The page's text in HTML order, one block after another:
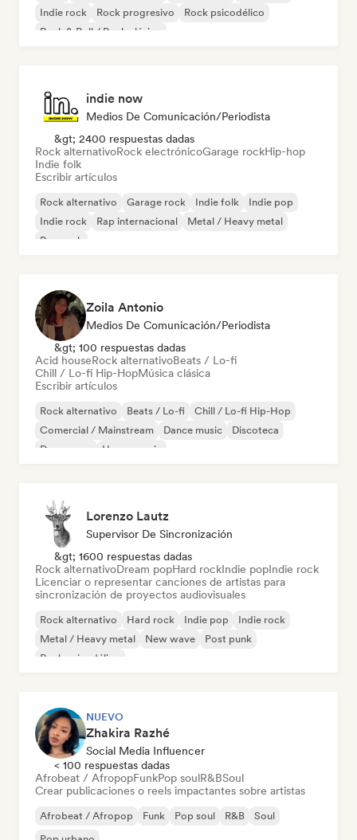
Indie rock
Rock progresivo
Rock psicodélico
Rock & Roll / Rock clásico
indie now
Medios De Comunicación/Periodista
&gt; 2400 respuestas dadas
Rock alternativoRock electrónicoGarage rockHip-hop
Indie folk
Escribir artículos
Rock alternativo Garage rock Indie folk
Indie pop
Indie rock
Rap internacional
Metal / Heavy metal
Pop rock
Zoila Antonio
Medios De Comunicación/Periodista
&gt; 100 respuestas dadas
Acid houseRock alternativoBeats / Lo-fi
Chill / Lo-fi Hip-HopMúsica clásica
Escribir artículos
Rock alternativo Beats / Lo-fi
Chill / Lo-fi Hip-Hop
Comercial / Mainstream
Dance music
Discoteca
Dream pop
House music
Lorenzo Lautz
Supervisor De Sincronización
&gt; 1600 respuestas dadas
Rock alternativoDream popHard rockIndie popIndie rock
Licenciar o representar canciones de artistas para
sincronización de proyectos audiovisuales
Rock alternativo Hard rock Indie pop
Indie rock
Metal / Heavy metal
New wave
Post punk
Rock psicodélico
NUEVO
Zhakira Razhé
Social Media Influencer
< 100 respuestas dadas
Afrobeat / AfropopFunkPop soulR&BSoul
Crear publicaciones o reels impactantes sobre artistas
Afrobeat / Afropop Funk Pop soul R&B
Soul